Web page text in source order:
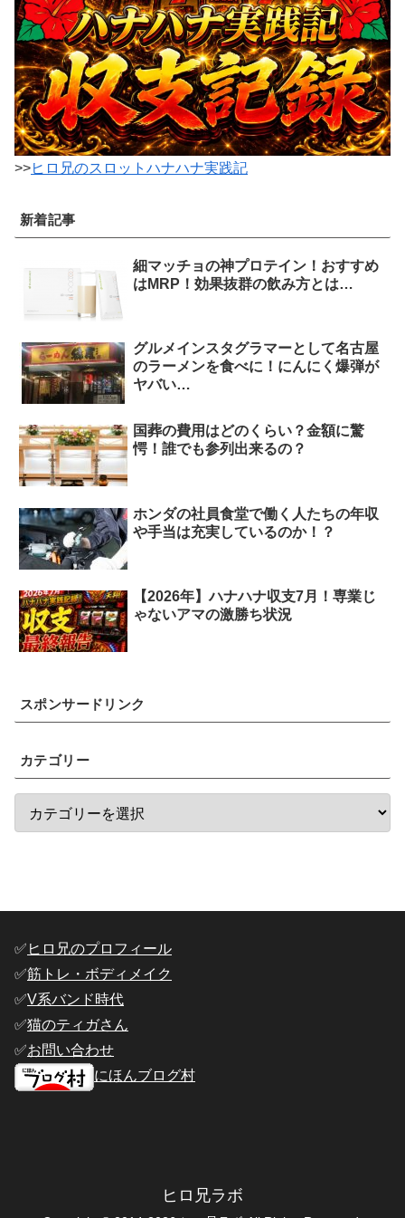
>>ヒロ兄のスロットハナハナ実践記
新着記事
細マッチョの神プロテイン！おすすめ
はMRP！効果抜群の飲み方とは…
グルメインスタグラマーとして名古屋
のラーメンを食べに！にんにく爆弾が
ヤバい…
国葬の費用はどのくらい？金額に驚
愕！誰でも参列出来るの？
ホンダの社員食堂で働く人たちの年収
や手当は充実しているのか！？
【2026年】ハナハナ収支7月！専業じ
ゃないアマの激勝ち状況
スポンサードリンク
カテゴリー
✅️ ヒロ兄のプロフィール
✅️筋トレ・ボディメイク
✅️V系バンド時代
✅️猫のティガさん
✅️お問い合わせ
にほんブログ村
ヒロ兄ラボ